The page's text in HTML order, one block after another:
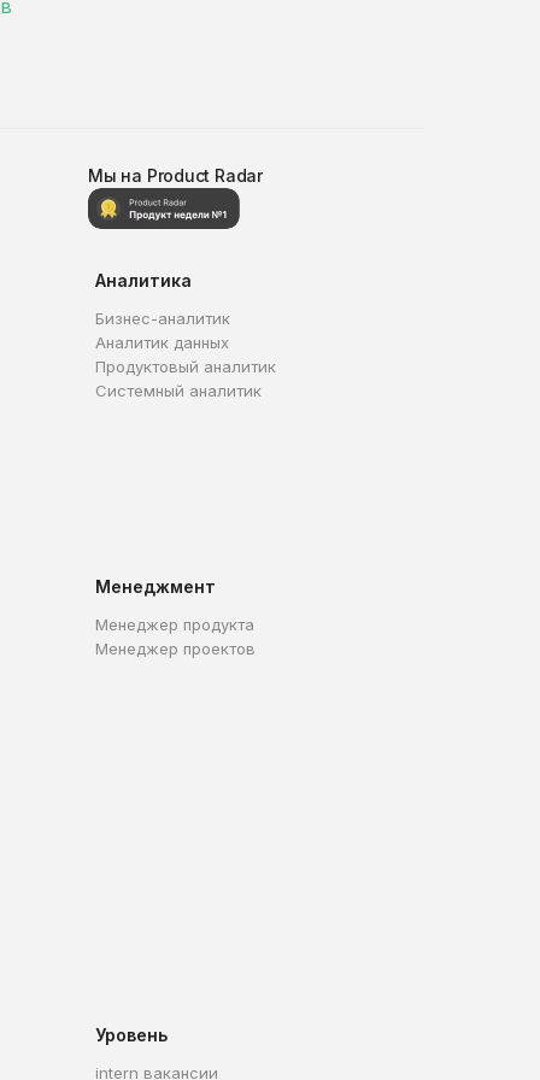
Мы на Product Radar
Аналитика
Бизнес-аналитик
Аналитик данных
Продуктовый аналитик
Системный аналитик
Менеджмент
Менеджер продукта
Менеджер проектов
Уровень
intern вакансии